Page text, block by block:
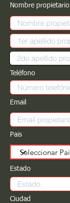
Nombre propietario
Teléfono
Email
Pais
Estado
Ciudad